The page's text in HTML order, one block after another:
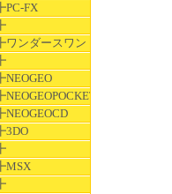
┣PC-FX
┣
┣ワンダースワン
┣
┣NEOGEO
┣NEOGEOPOCKET
┣NEOGEOCD
┣3DO
┣
┣MSX
┣